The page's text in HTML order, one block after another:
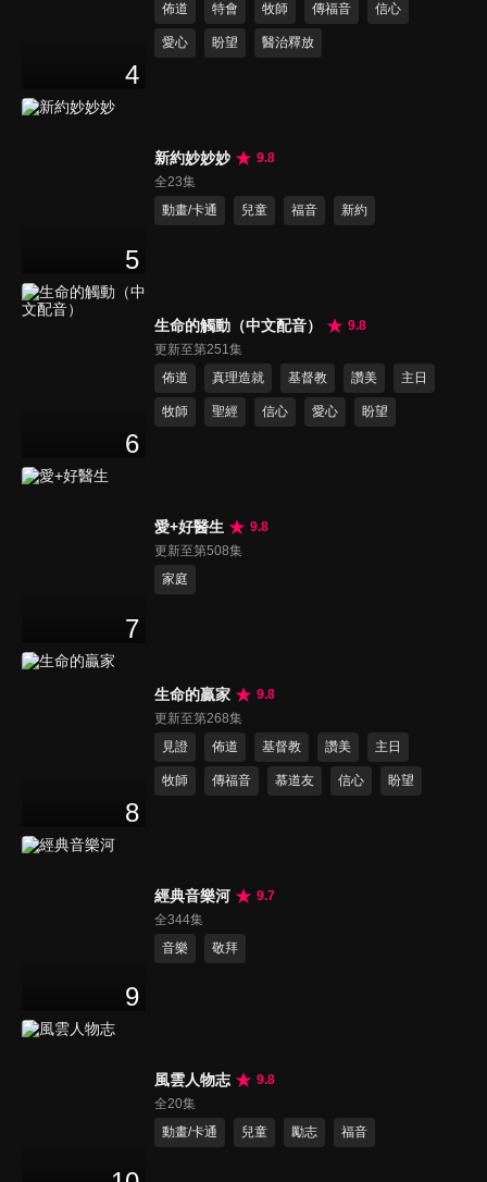
4
佈道
特會 牧師 傳福音 信心
愛心 盼望 醫治釋放
5
新約妙妙妙
9.8
全23集
動畫/卡通
兒童 福音 新約
6
生命的觸動（中文配音）
9.8
更新至第251集
佈道
真理造就 基督教 讚美 主日
牧師 聖經 信心 愛心 盼望
7
愛+好醫生
9.8
更新至第508集
家庭
8
生命的贏家
9.8
更新至第268集
見證
佈道 基督教 讚美 主日
牧師 傳福音 慕道友 信心 盼望
9
經典音樂河
9.7
全344集
音樂
敬拜
風雲人物志
9.8
全20集
動畫/卡通
兒童 勵志 福音